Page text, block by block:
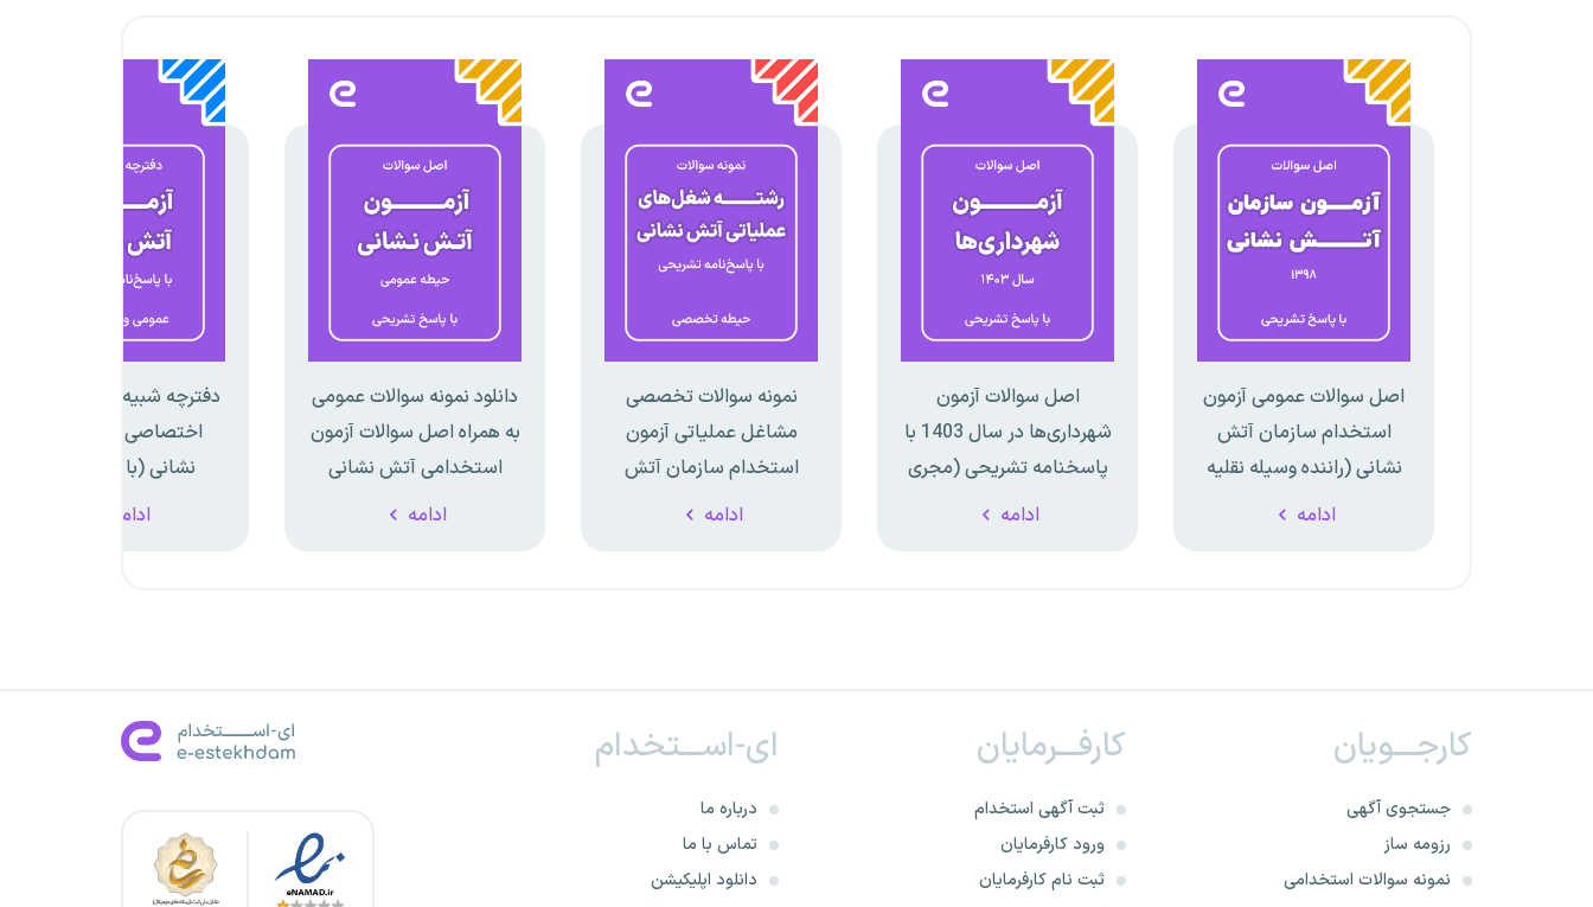
اصل سوالات عمومی آزمون
استخدام سازمان آتش
نشانی (راننده وسیله نقلیه
ادامه
اصل سوالات آزمون
شهرداری‌ها در سال 1403 با
پاسخنامه تشریحی (مجری
آزمون جهاد دانشگاهی)
ادامه
نمونه سوالات تخصصی
مشاغل عملیاتی آزمون
استخدام سازمان آتش
نشانی
ادامه
دانلود نمونه سوالات عمومی
به همراه اصل سوالات آزمون
استخدامی آتش نشانی
ادامه
دفترچه شبیه ساز عمومی و
اختصاصی آزمون آتش
نشانی (با پاسخ نامه
تشریحی)
ادامه
کارجـــویان
جستجوی آگهی
رزومه ساز
نمونه سوالات استخدامی
کارفـــرمایان
ثبت آگهی استخدام
ورود کارفرمایان
ثبت نام کارفرمایان
ای-اســـتخدام
درباره ما
تماس با ما
دانلود اپلیکیشن